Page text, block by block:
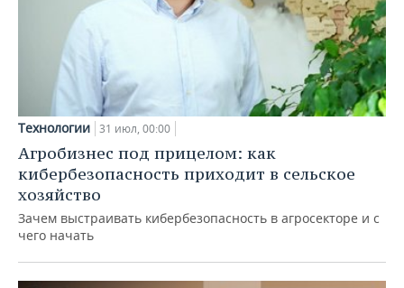
Технологии 31 июл, 00:00
Агробизнес под прицелом: как
кибербезопасность приходит в сельское
хозяйство
Зачем выстраивать кибербезопасность в агросекторе и с
чего начать